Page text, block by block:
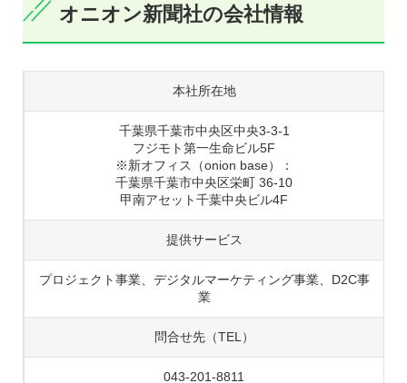
オニオン新聞社の会社情報
本社所在地
千葉県千葉市中央区中央3-3-1
フジモト第一生命ビル5F
※新オフィス（onion base）：
千葉県千葉市中央区栄町 36-10
甲南アセット千葉中央ビル4F
提供サービス
プロジェクト事業、デジタルマーケティング事業、D2C事
業
問合せ先（TEL）
043-201-8811